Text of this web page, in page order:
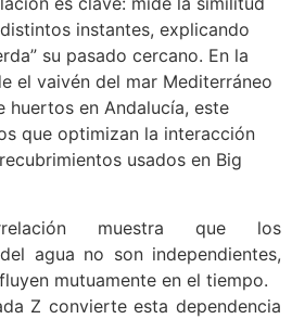
instantes, explicando
su pasado cercano. En la
el vaivén del mar Mediterráneo
huertos en Andalucía, este
que optimizan la interacción
usados en Big
muestra que los
agua no son independientes,
mutuamente en el tiempo.
Z convierte esta dependencia